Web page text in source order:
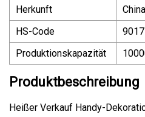
Herkunft
China
HS-Code
Produktionskapazität
Produktbeschreibung
Heißer Verkauf Handy-